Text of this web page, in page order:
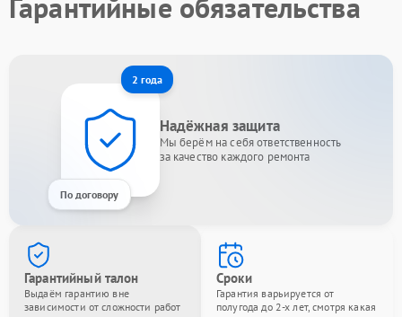
2 года
По договору
Надёжная защита
Мы берём на себя ответственность
за качество каждого ремонта
Гарантийный талон
Выдаём гарантию вне
зависимости от сложности работ
Сроки
Гарантия варьируется от
полугода до 2-х лет, смотря какая